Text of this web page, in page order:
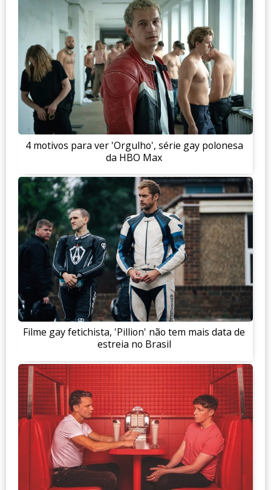
4 motivos para ver 'Orgulho', série gay polonesa
da HBO Max
Filme gay fetichista, 'Pillion' não tem mais data de
estreia no Brasil